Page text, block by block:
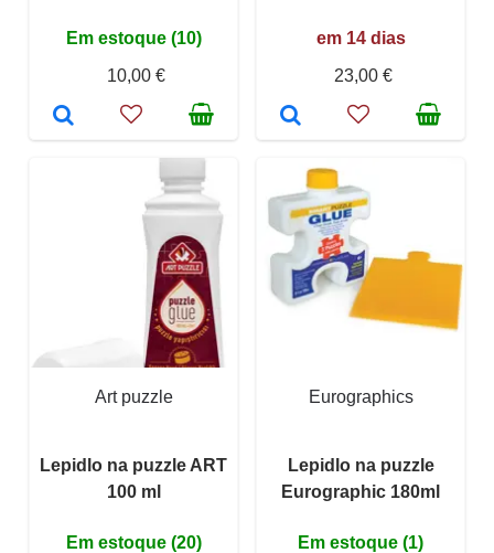
Em estoque (10)
10,00 €
em 14 dias
23,00 €
Art puzzle
Lepidlo na puzzle ART
100 ml
Em estoque (20)
Eurographics
Lepidlo na puzzle
Eurographic 180ml
Em estoque (1)